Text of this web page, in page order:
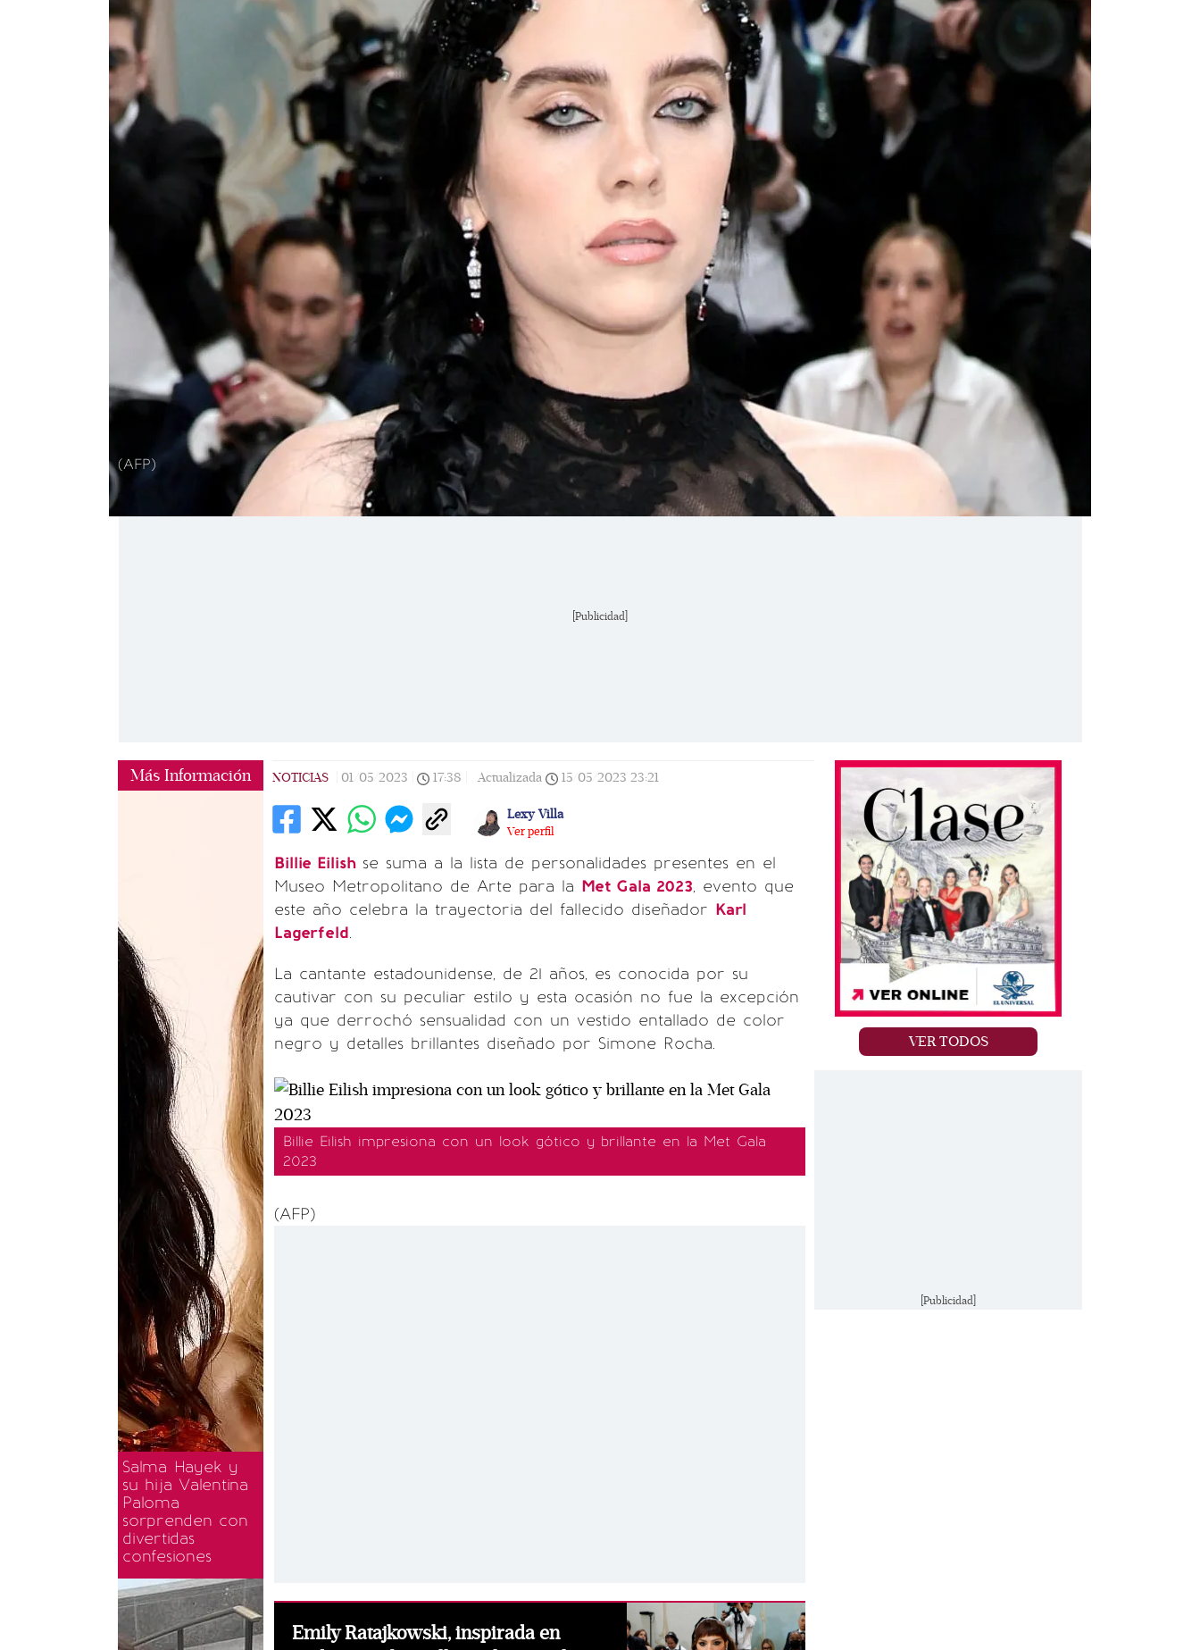
(AFP)
[Publicidad]
Más Información
Salma Hayek y
su hija Valentina
Paloma
sorprenden con
divertidas
confesiones
NOTICIAS 01/05/2023 17:38 Actualizada 15/05/2023 23:21
Lexy Villa
Ver perfil
Billie Eilish se suma a la lista de personalidades presentes en el
Museo Metropolitano de Arte para la Met Gala 2023, evento que
este año celebra la trayectoria del fallecido diseñador Karl
Lagerfeld.
La cantante estadounidense, de 21 años, es conocida por su
cautivar con su peculiar estilo y esta ocasión no fue la excepción
ya que derrochó sensualidad con un vestido entallado de color
negro y detalles brillantes diseñado por Simone Rocha.
Billie Eilish impresiona con un look gótico y brillante en la Met Gala
2023
(AFP)
Emily Ratajkowski, inspirada en
VER TODOS
[Publicidad]